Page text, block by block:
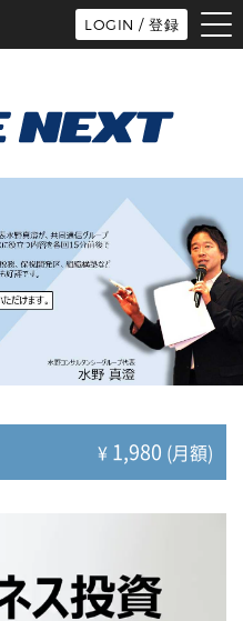
LOGIN / 登録
¥ 1,980 (月額)